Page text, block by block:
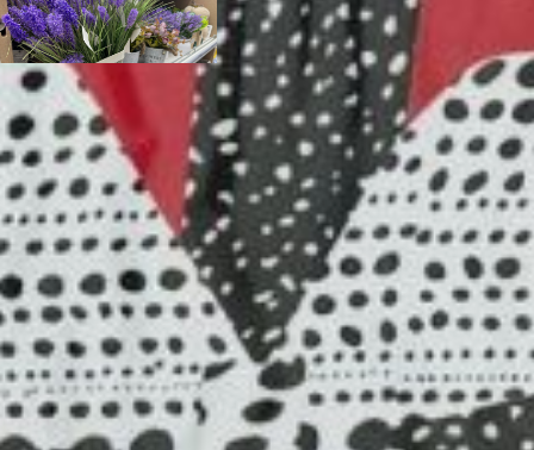
В качестве варианта
подороже подойдёт
мягкая игрушка. Здесь
вам и розовые мишки
с сердцами в лапах,
и просто медведи
в привычных цветах. Есть
и коалы с котами, но если
хочется удивить вторую
половину чем-то
необычным, то можно
преподнести, к примеру,
ярко-желтую утку.